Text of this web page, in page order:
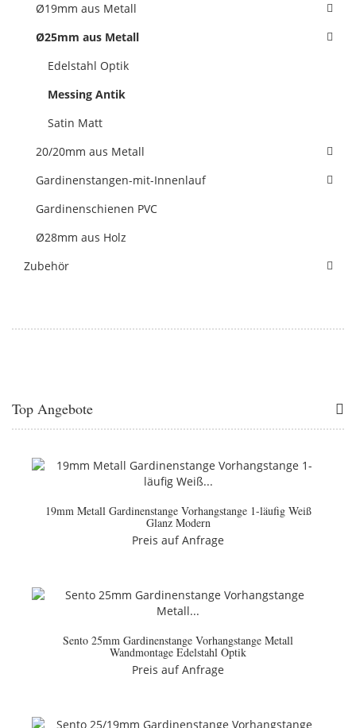
Ø19mm aus Metall
Ø25mm aus Metall
Edelstahl Optik
Messing Antik
Satin Matt
20/20mm aus Metall
Gardinenstangen-mit-Innenlauf
Gardinenschienen PVC
Ø28mm aus Holz
Zubehör
Top Angebote
19mm Metall Gardinenstange Vorhangstange 1-läufig Weiß
Glanz Modern
Preis auf Anfrage
Sento 25mm Gardinenstange Vorhangstange Metall
Wandmontage Edelstahl Optik
Preis auf Anfrage